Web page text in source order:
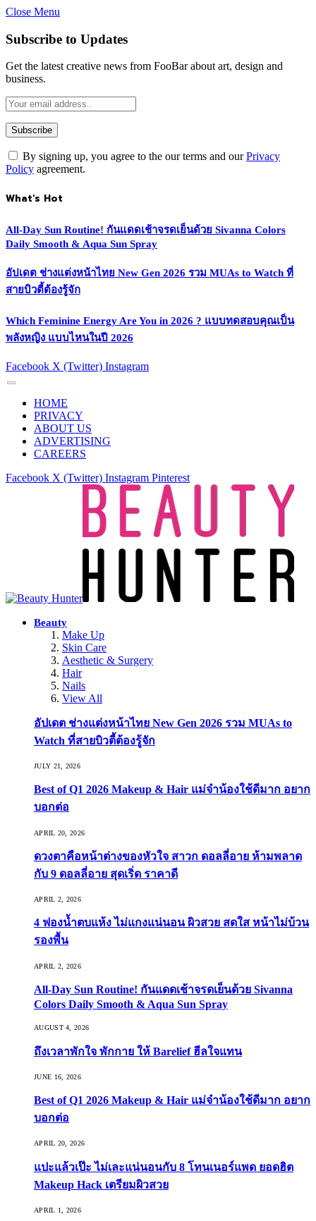
Close Menu
Subscribe to Updates
Get the latest creative news from FooBar about art, design and
business.
By signing up, you agree to the our terms and ourPrivacy
Policy agreement.
What's Hot
All-Day Sun Routine! กันแดดเช้าจรดเย็นด้วย Sivanna Colors
Daily Smooth & Aqua Sun Spray
อัปเดต ช่างแต่งหน้าไทย New Gen 2026 รวม MUAs to Watch ที่
สายบิวตี้ต้องรู้จัก
Which Feminine Energy Are You in 2026 ? แบบทดสอบคุณเป็น
พลังหญิง แบบไหนในปี 2026
Facebook X (Twitter) Instagram
HOME
PRIVACY
ABOUT US
ADVERTISING
CAREERS
Facebook X (Twitter) Instagram Pinterest
Beauty
Make Up
Skin Care
Aesthetic & Surgery
Hair
Nails
View All
อัปเดต ช่างแต่งหน้าไทย New Gen 2026 รวม MUAs to
Watch ที่สายบิวตี้ต้องรู้จัก
JULY 21, 2026
Best of Q1 2026 Makeup & Hair แม่จ๋าน้องใช้ดีมาก อยาก
บอกต่อ
APRIL 20, 2026
ดวงตาคือหน้าต่างของหัวใจ สาวก ดอลลี่อาย ห้ามพลาด
กับ 9 ดอลลี่อาย สุดเริ่ด ราคาดี
APRIL 2, 2026
4 ฟองน้ำตบแห้ง ไม่แกงแน่นอน ผิวสวย สดใส หน้าไม่บ้วน
รองพื้น
APRIL 2, 2026
All-Day Sun Routine! กันแดดเช้าจรดเย็นด้วย Sivanna
Colors Daily Smooth & Aqua Sun Spray
AUGUST 4, 2026
ถึงเวลาพักใจ พักกาย ให้ Barelief ฮีลใจแทน
JUNE 16, 2026
Best of Q1 2026 Makeup & Hair แม่จ๋าน้องใช้ดีมาก อยาก
บอกต่อ
APRIL 20, 2026
แปะแล้วเป๊ะ ไม่เละแน่นอนกับ 8 โทนเนอร์แพด ยอดฮิต
Makeup Hack เตรียมผิวสวย
APRIL 1, 2026